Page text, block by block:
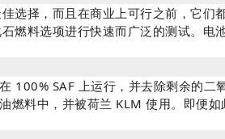
选择，而且在商业上可行之前，它
燃料选项进行快速而广泛的测试。电
SAF 上运行，并去除剩余的二
燃料中，并被荷兰 KLM 使用。即便